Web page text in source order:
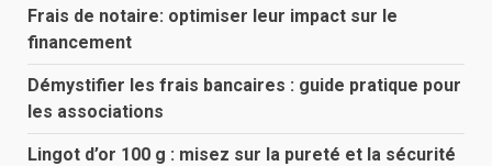
Frais de notaire: optimiser leur impact sur le
financement
Démystifier les frais bancaires : guide pratique pour
les associations
Lingot d’or 100 g : misez sur la pureté et la sécurité